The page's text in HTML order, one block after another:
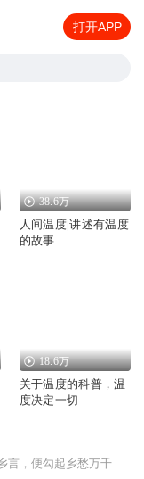
打开APP
38.6万
人间温度|讲述有温度
的故事
18.6万
关于温度的科普，温
度决定一切